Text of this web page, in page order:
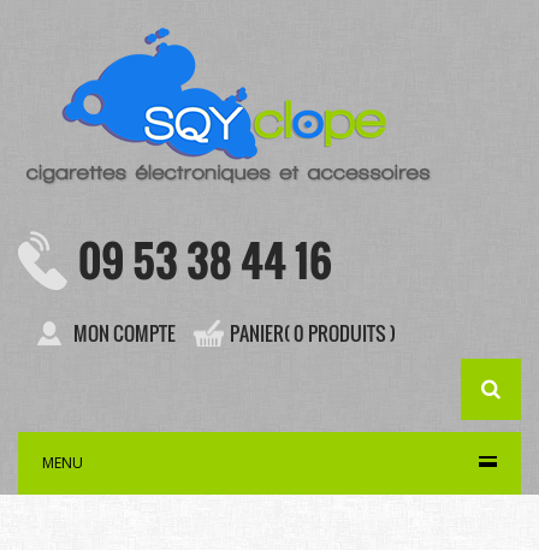
09 53 38 44 16
MON COMPTE PANIER( 0 PRODUITS )
MENU